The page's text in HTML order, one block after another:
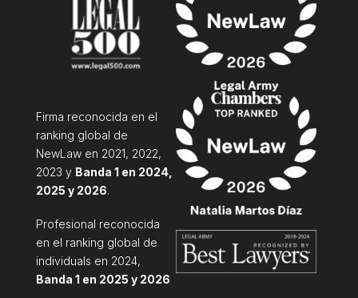
Firma reconocida en el
ranking global de
NewLaw en 2021, 2022,
2023 y Banda 1 en 2024,
2025 y 2026.
Profesional reconocida
en el ranking global de
individuals en 2024,
Banda 1 en 2025 y 2026